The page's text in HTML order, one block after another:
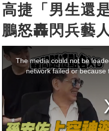
高捷「男生還
鵬怒轟閃兵藝
This
is
a
modal
window.
The media could not be
network failed or